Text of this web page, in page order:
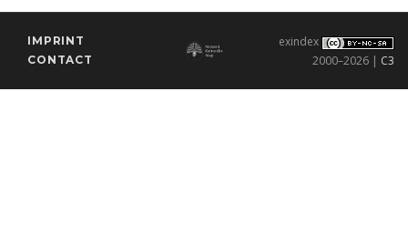
IMPRINT
CONTACT
exindex
2000–2026 | C3